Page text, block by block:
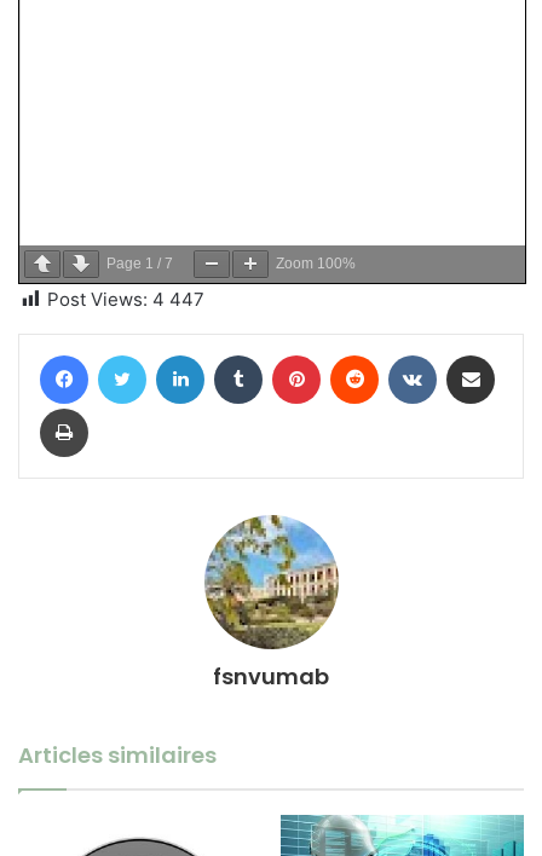
Page 1 / 7 Zoom 100%
Post Views: 4 447
FacebookTwitter Linkedin Tumblr Pinterest Reddit VKontakte
Imprimer
fsnvumab
Articles similaires